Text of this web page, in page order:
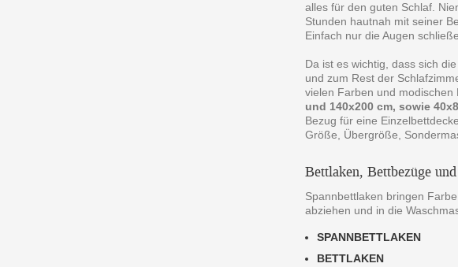
alles für den guten Schlaf.
Stunden hautnah mit seiner
Einfach nur die Augen
Da ist es wichtig, dass sich
und zum Rest der
vielen Farben und modischen
und 140x200 cm, sowie
Bezug für eine
Größe, Übergröße,
Bettlaken, Bettbezüge
Spannbettlaken bringen
abziehen und in die
SPANNBETTLAKEN
BETTLAKEN